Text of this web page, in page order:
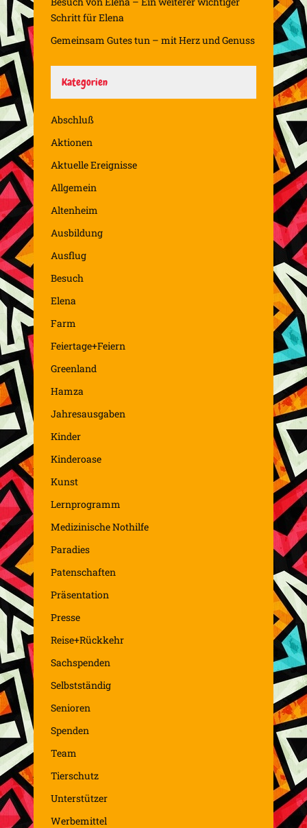
Schritt für Elena
Gemeinsam Gutes tun – mit Herz und Genuss
Kategorien
Abschluß
Aktionen
Aktuelle Ereignisse
Allgemein
Altenheim
Ausbildung
Ausflug
Besuch
Elena
Farm
Feiertage+Feiern
Greenland
Hamza
Jahresausgaben
Kinder
Kinderoase
Kunst
Lernprogramm
Medizinische Nothilfe
Paradies
Patenschaften
Präsentation
Presse
Reise+Rückkehr
Sachspenden
Selbstständig
Senioren
Spenden
Team
Tierschutz
Unterstützer
Werbemittel